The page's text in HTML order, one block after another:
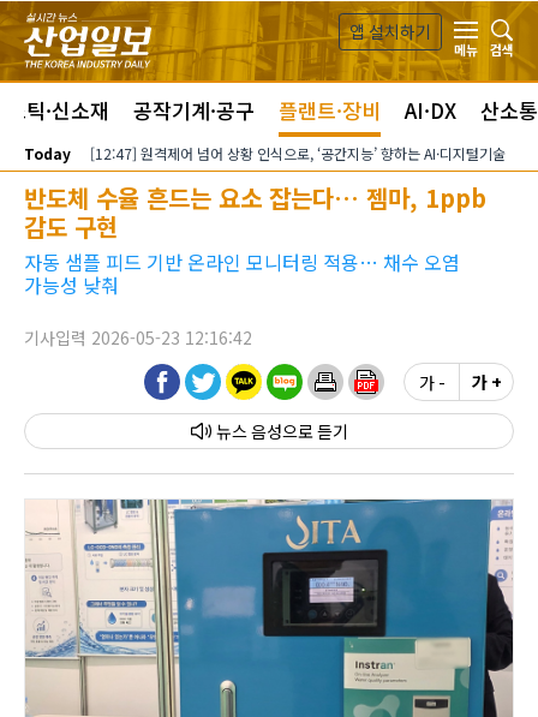
본문 바로가기
앱 설치하기
메뉴
검색
틱·신소재 공작기계·공구 플랜트·장비 AI·DX 산소통
Today [12:47] 원격제어 넘어 상황 인식으로, ‘공간지능’ 향하는 AI·디지털기술
반도체 수율 흔드는 요소 잡는다… 젬마, 1ppb
감도 구현
자동 샘플 피드 기반 온라인 모니터링 적용… 채수 오염
가능성 낮춰
기사입력 2026-05-23 12:16:42
뉴스 음성
가 - 가 +